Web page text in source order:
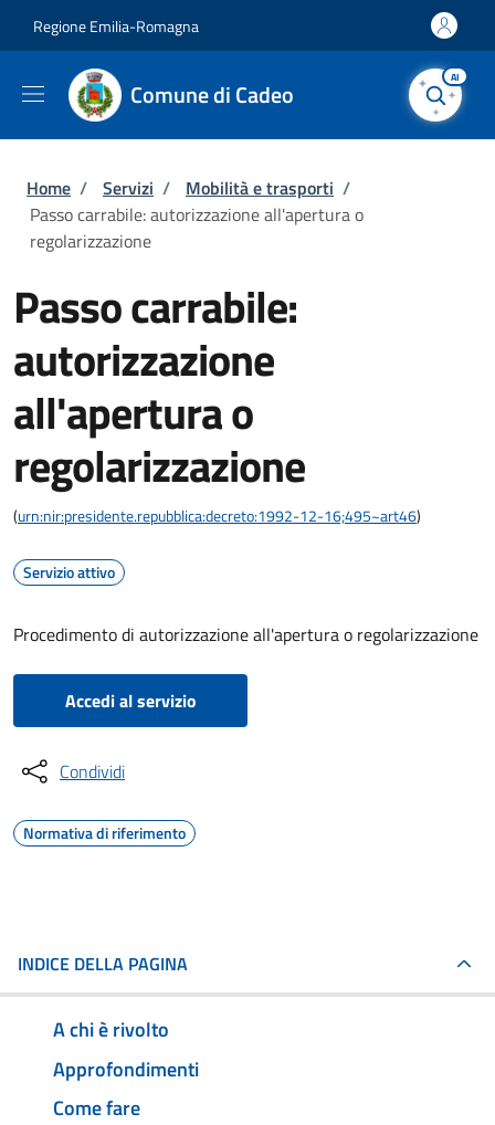
Regione Emilia-Romagna
Comune di Cadeo
AI
Briciole di pane
Home / Servizi / Mobilità e trasporti /
Passo carrabile: autorizzazione all'apertura o
regolarizzazione
Passo carrabile:
autorizzazione
all'apertura o
regolarizzazione
(urn:nir:presidente.repubblica:decreto:1992-12-16;495~art46)
Servizio attivo
Procedimento di autorizzazione all'apertura o regolarizzazione
Accedi al servizio
Condividi
Normativa di riferimento
INDICE DELLA PAGINA
A chi è rivolto
Approfondimenti
Come fare